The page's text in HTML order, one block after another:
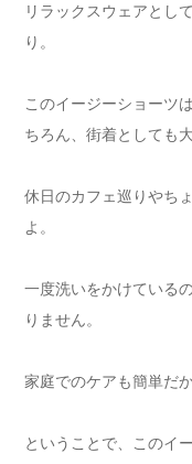
リラックスウェアとし
り。
このイージーショーツ
ちろん、街着としても大
休日のカフェ巡りやち
よ。
一度洗いをかけている
りません。
家庭でのケアも簡単だ
ということで、このイ